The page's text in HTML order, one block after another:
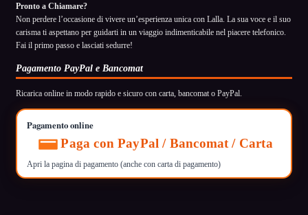
Pronto a Chiamare?
Non perdere l’occasione di vivere un’esperienza unica con Lalla. La sua voce e il suo
carisma ti aspettano per guidarti in un viaggio indimenticabile nel piacere telefonico.
Fai il primo passo e lasciati sedurre!
Pagamento PayPal e Bancomat
Ricarica online in modo rapido e sicuro con carta, bancomat o PayPal.
Pagamento online
Paga con PayPal / Bancomat / Carta
Apri la pagina di pagamento (anche con carta di pagamento)